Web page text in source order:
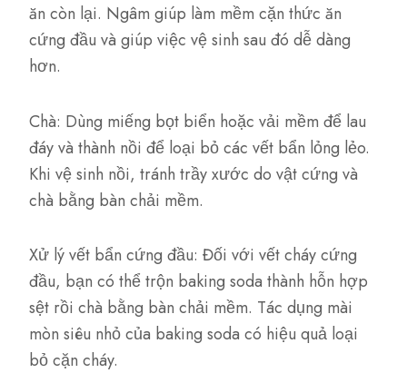
ăn còn lại. Ngâm giúp làm mềm cặn thức ăn
cứng đầu và giúp việc vệ sinh sau đó dễ dàng
hơn.
Chà: Dùng miếng bọt biển hoặc vải mềm để lau
đáy và thành nồi để loại bỏ các vết bẩn lỏng lẻo.
Khi vệ sinh nồi, tránh trầy xước do vật cứng và
chà bằng bàn chải mềm.
Xử lý vết bẩn cứng đầu: Đối với vết cháy cứng
đầu, bạn có thể trộn baking soda thành hỗn hợp
sệt rồi chà bằng bàn chải mềm. Tác dụng mài
mòn siêu nhỏ của baking soda có hiệu quả loại
bỏ cặn cháy.